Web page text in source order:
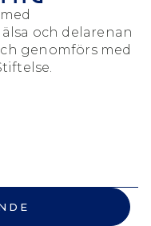
och delarenan
genomförs med